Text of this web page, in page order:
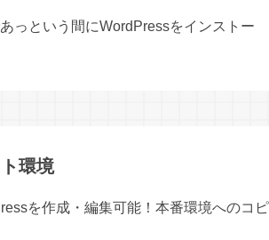
っという間にWordPressをインストー
環境
を作成・編集可能！本番環境へのコピ